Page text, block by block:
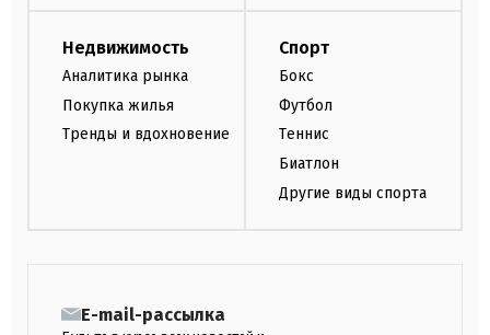
Недвижимость
Аналитика рынка
Покупка жилья
Тренды и вдохновение
Спорт
Бокс
Футбол
Теннис
Биатлон
Другие виды спорта
E-mail-рассылка